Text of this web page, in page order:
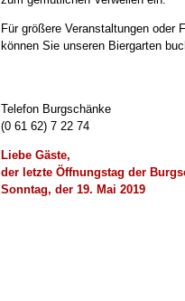
Für größere Veranstaltungen oder
können Sie unseren Biergarten
Telefon Burgschänke
(0 61 62) 7 22 74
Liebe Gäste,
der letzte Öffnungstag der
Sonntag, der 19. Mai 2019